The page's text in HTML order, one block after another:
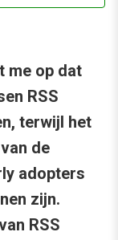
me op dat
RSS
terwijl het
de
adopters
zijn.
RSS